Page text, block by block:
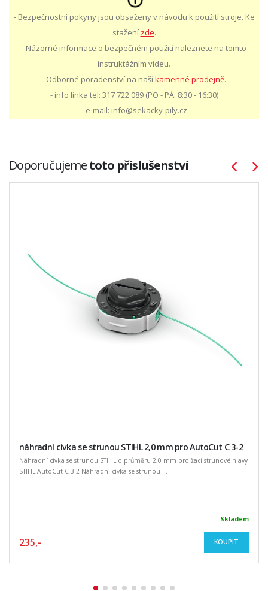
- Bezpečnostní pokyny jsou obsaženy v návodu k použití stroje. Ke
stažení zde.
- Názorné informace o bezpečném použití naleznete na tomto
instruktážním videu.
- Odborné poradenství na našíkamenné prodejně.
- info linka tel: 317 722 089 (PO - PÁ: 8:30 - 16:30)
- e-mail: info@sekacky-pily.cz
Doporučujemetoto příslušenství
náhradní cívka se strunou STIHL 2,0 mm pro AutoCut C 3-2
Náhradní cívka se strunou STIHL o průměru 2,0 mm pro žací strunové hlavy
STIHL AutoCut C 3-2 Náhradní cívka se strunou ...
Skladem
235,- KOUPIT